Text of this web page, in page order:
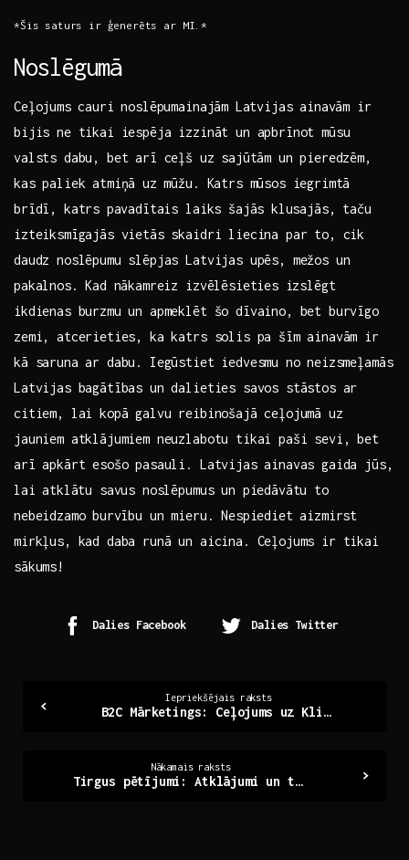
*Šis saturs ir ģenerēts ar MI.*
Noslēgumā
Ceļojums ⁣cauri noslēpumainajām ⁣Latvijas ainavām ir
bijis ne tikai iespēja izzināt un apbrīnot mūsu
valsts dabu, bet arī​ ceļš uz⁤ sajūtām un pieredzēm,
kas paliek atmiņā uz ⁤mūžu. Katrs mūsos iegrimtā
brīdī, katrs⁣ pavadītais laiks šajās ⁣klusajās, taču
izteiksmīgajās vietās skaidri liecina par to, cik
daudz noslēpumu slēpjas Latvijas upēs, mežos un⁣
pakalnos.⁣ Kad nākamreiz ‌izvēlēsieties ⁤izslēgt
ikdienas burzmu un apmeklēt šo dīvaino, bet burvīgo
zemi, atcerieties, ka katrs solis‌ pa šīm ainavām ir
kā saruna ar dabu. Iegūstiet iedvesmu⁢ no neizsmeļamās⁣
Latvijas bagātības un ‌dalieties savos stāstos​ ar
‌citiem, lai kopā galvu reibinošajā ceļojumā uz
jauniem atklājumiem neuzlabotu tikai paši sevi, bet
arī‍ apkārt esošo pasauli. Latvijas ainavas gaida jūs,
lai⁤ atklātu savus noslēpumus un piedāvātu to
nebeidzamo⁤ burvību un mieru. Nespiediet aizmirst
mirkļus, kad daba runā un aicina. Ceļojums ir ​tikai
sākums!
Dalies Facebook Dalies Twitter
Iepriekšējais raksts
B2C Mārketings: Ceļojums uz Klientu Sirdīm un Prātiem
Nākamais raksts
Tirgus pētījumi: Atklājumi un tendences mūsdienu ekonomikā